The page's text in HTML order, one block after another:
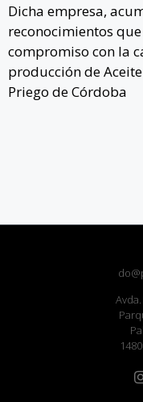
Dicha empresa,
reconocimientos
compromiso con la
producción de
Priego de Córdoba